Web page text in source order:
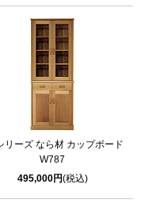
リーズ なら材 カップボード
W787
495,000円(税込)